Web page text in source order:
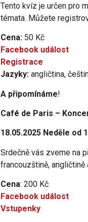
Tento kvíz je určen pro
témata. Můžete
Cena: 50 Kč
Facebook událost
Registrace
Jazyky: angličtina,
A připomínáme!
Café de Paris –
18.05.2025 Neděle od
Srdečně vás zveme na
francouzštině,
Cena: 200 Kč
Facebook událost
Vstupenky